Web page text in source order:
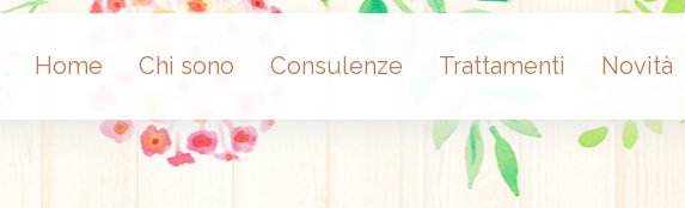
Home Chi sono Consulenze Trattamenti Novità